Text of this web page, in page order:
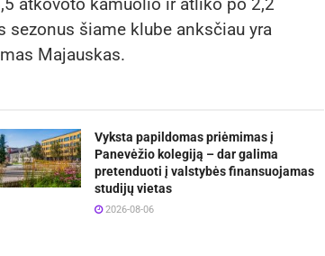
atkovoto kamuolio ir atliko po 2,2
sezonus šiame klube anksčiau yra
Majauskas.
Vyksta papildomas priėmimas į
Panevėžio kolegiją – dar galima
pretenduoti į valstybės finansuojamas
studijų vietas
2026-08-06